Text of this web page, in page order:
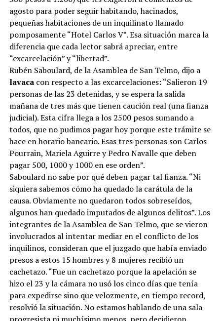
agosto para poder seguir habitando, hacinados,
pequeñas habitaciones de un inquilinato llamado
pomposamente “Hotel Carlos V”. Esa situación marca la
diferencia que cada lector sabrá apreciar, entre
“excarcelación” y “libertad”.
Rubén Saboulard, de la Asamblea de San Telmo, dijo a
lavacacon respecto a las excarcelaciones: “Salieron 19
personas de las 23 detenidas, y se espera la salida
mañana de tres más que tienen caución real (una fianza
judicial). Esta cifra llega a los 2500 pesos sumando a
todos, que no pudimos pagar hoy porque este trámite se
hace en horario bancario. Esas tres personas son Carlos
Pourrain, Mariela Aguirre y Pedro Navalle que deben
pagar 500, 1000 y 1000 en ese orden”.
Saboulard no sabe por qué deben pagar tal fianza. “Ni
siquiera sabemos cómo ha quedado la carátula de la
causa. Obviamente no quedaron todos sobreseídos,
algunos han quedado imputados de algunos delitos”. Los
integrantes de la Asamblea de San Telmo, que se vieron
involucrados al intentar mediar en el conflicto de los
inquilinos, consideran que el juzgado que había enviado
presos a estos 15 hombres y 8 mujeres recibió un
cachetazo. “Fue un cachetazo porque la apelación se
hizo el 23 y la cámara no usó los cinco días que tenía
para expedirse sino que velozmente, en tiempo record,
resolvió la situación. No estamos hablando de una sala